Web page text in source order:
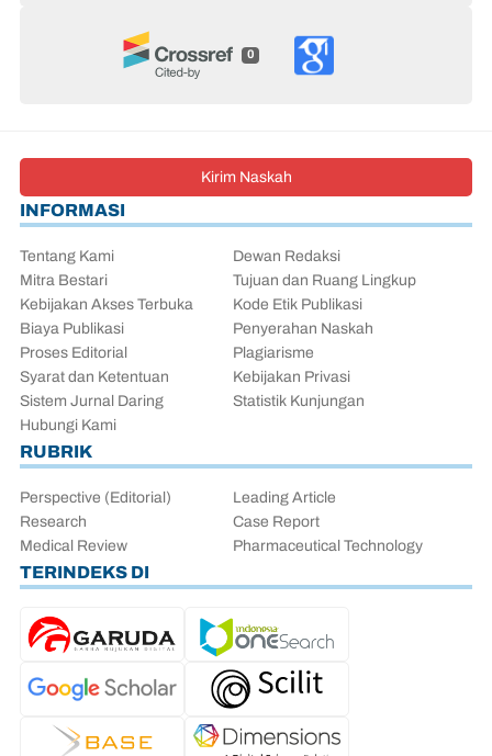
0
INFORMASI
Tentang Kami
Dewan Redaksi
Mitra Bestari
Tujuan dan Ruang Lingkup
Kebijakan Akses Terbuka
Kode Etik Publikasi
Biaya Publikasi
Penyerahan Naskah
Proses Editorial
Plagiarisme
Syarat dan Ketentuan
Kebijakan Privasi
Sistem Jurnal Daring
Statistik Kunjungan
Hubungi Kami
Kirim Naskah
RUBRIK
Perspective (Editorial)
Leading Article
Research
Case Report
Medical Review
Pharmaceutical Technology
TERINDEKS DI